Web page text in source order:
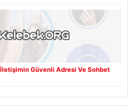
Güvenli Adresi Ve Sohbet